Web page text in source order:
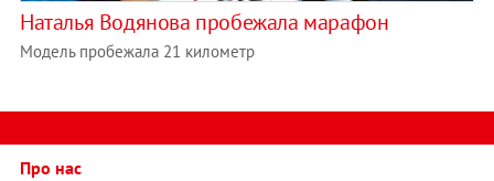
Наталья Водянова пробежала марафон
Модель пробежала 21 километр
Про нас